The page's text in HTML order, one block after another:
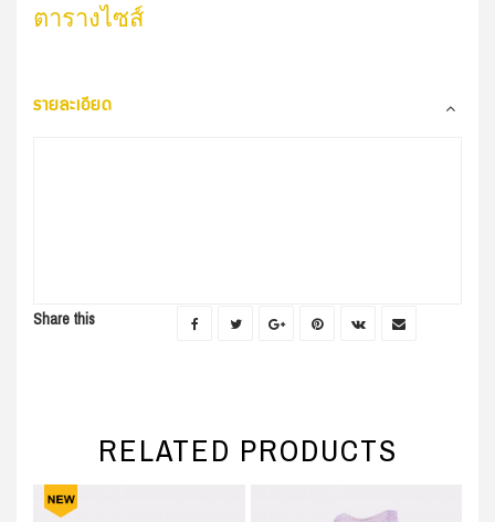
Share this
ตารางไซส์
รายละเอียด
RELATED PRODUCTS